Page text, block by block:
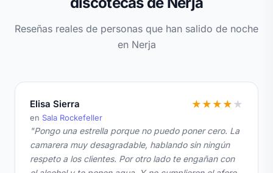
Reseñas reales de personas que han salido de noche
en Nerja
Elisa Sierra
en Sala Rockefeller
★ ★ ★ ★ ★
"Pongo una estrella porque no puedo poner cero. La
camarera muy desagradable, hablando sin ningún
respeto a los clientes. Por otro lado te engañan con